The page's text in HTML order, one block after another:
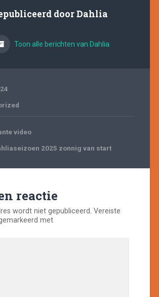
doorDahlia
Toon alle berichten van Dahlia
video
2025 zonnig van start
reactie
wordt niet gepubliceerd. Vereiste
met